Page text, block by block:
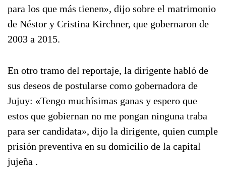
para los que más tienen», dijo sobre el matrimonio
de Néstor y Cristina Kirchner, que gobernaron de
2003 a 2015.
En otro tramo del reportaje, la dirigente habló de
sus deseos de postularse como gobernadora de
Jujuy: «Tengo muchísimas ganas y espero que
estos que gobiernan no me pongan ninguna traba
para ser candidata», dijo la dirigente, quien cumple
prisión preventiva en su domicilio de la capital
jujeña .